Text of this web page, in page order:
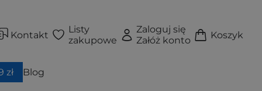
Kontakt
Listy
zakupowe
Zaloguj się
Załóż konto
Koszyk
zł Blog